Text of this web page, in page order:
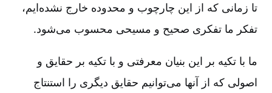
تا زمانی که از این چارچوب و محدوده خارج نشده‌ایم‌،
تفکر ما تفکری صحیح و مسیحی محسوب می‌شود.
ما با تکیه بر این بنیان معرفتی و با تکیه بر حقایق و
اصولی که از آنها می‌توانیم حقایق دیگری را استنتاج